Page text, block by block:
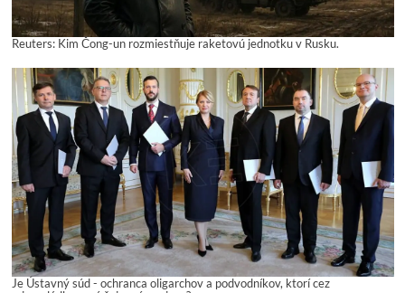
Reuters: Kim Čong-un rozmiestňuje raketovú jednotku v Rusku.
Je Ústavný súd - ochranca oligarchov a podvodníkov, ktorí cez